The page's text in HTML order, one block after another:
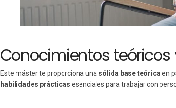
Conocimientos
Este máster te proporciona una sólida base teórica en
habilidades prácticas esenciales para trabajar con